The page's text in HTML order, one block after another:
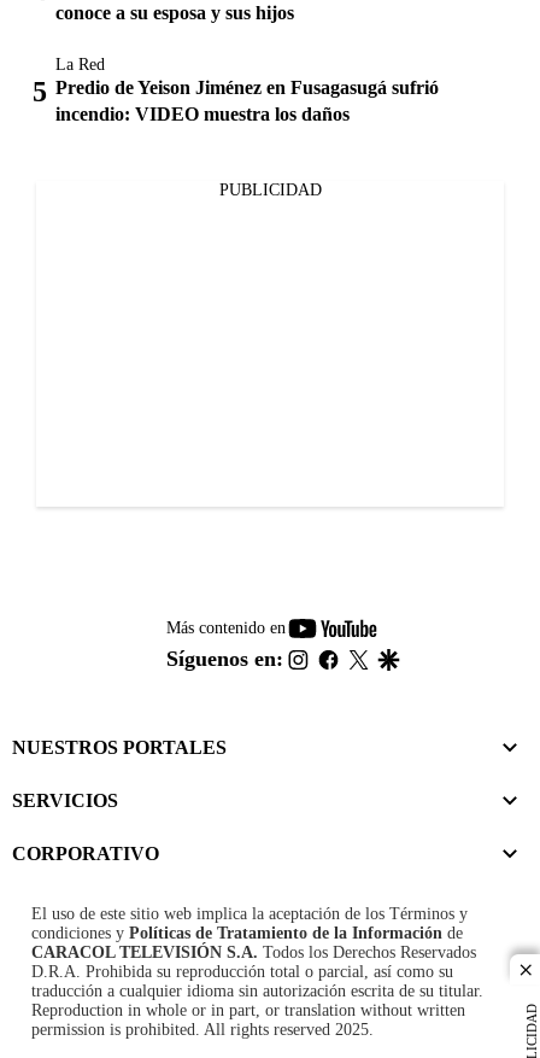
conoce a su esposa y sus hijos
La Red
Predio de Yeison Jiménez en Fusagasugá sufrió
incendio: VIDEO muestra los daños
PUBLICIDAD
Más contenido en
youtube-
footer
Síguenos en: instagram
facebook
twitter
NUESTROS PORTALES
SERVICIOS
CORPORATIVO
El uso de este sitio web implica la aceptación de los Términos y
condiciones y Políticas de Tratamiento de la Información de
CARACOL TELEVISIÓN S.A. Todos los Derechos Reservados
D.R.A. Prohibida su reproducción total o parcial, así como su
traducción a cualquier idioma sin autorización escrita de su titular.
Reproduction in whole or in part, or translation without written
permission is prohibited. All rights reserved 2025.